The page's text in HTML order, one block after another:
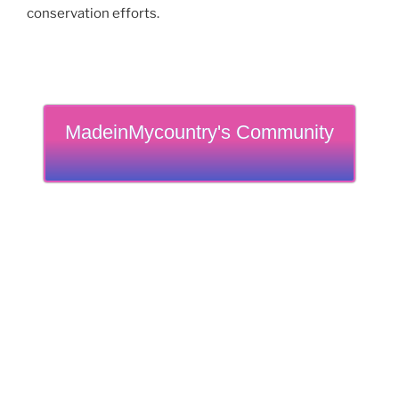
conservation efforts.
MadeinMycountry's Community